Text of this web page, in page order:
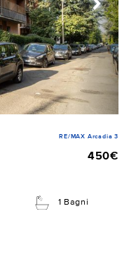
RE/MAX Arcadia 3
450€
1 Bagni